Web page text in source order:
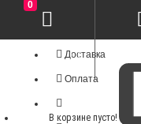
Доставка
Оплата
0
В корзине пусто!